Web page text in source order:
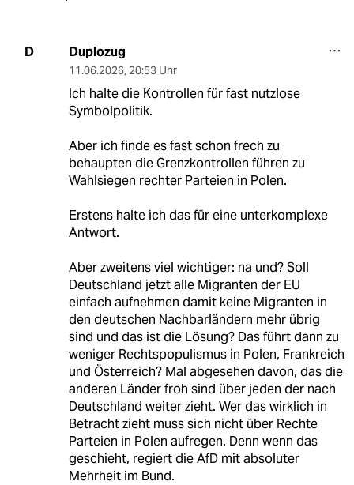
D Duplozug
11.06.2026, 20:53 Uhr
Ich halte die Kontrollen für fast nutzlose
Symbolpolitik.
Aber ich finde es fast schon frech zu
behaupten die Grenzkontrollen führen zu
Wahlsiegen rechter Parteien in Polen.
Erstens halte ich das für eine unterkomplexe
Antwort.
Aber zweitens viel wichtiger: na und? Soll
Deutschland jetzt alle Migranten der EU
einfach aufnehmen damit keine Migranten in
den deutschen Nachbarländern mehr übrig
sind und das ist die Lösung? Das führt dann zu
weniger Rechtspopulismus in Polen, Frankreich
und Österreich? Mal abgesehen davon, das die
anderen Länder froh sind über jeden der nach
Deutschland weiter zieht. Wer das wirklich in
Betracht zieht muss sich nicht über Rechte
Parteien in Polen aufregen. Denn wenn das
geschieht, regiert die AfD mit absoluter
Mehrheit im Bund.